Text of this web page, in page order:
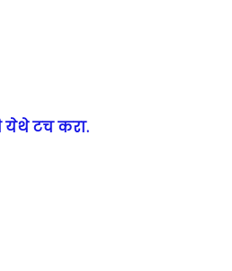
येथे टच करा.